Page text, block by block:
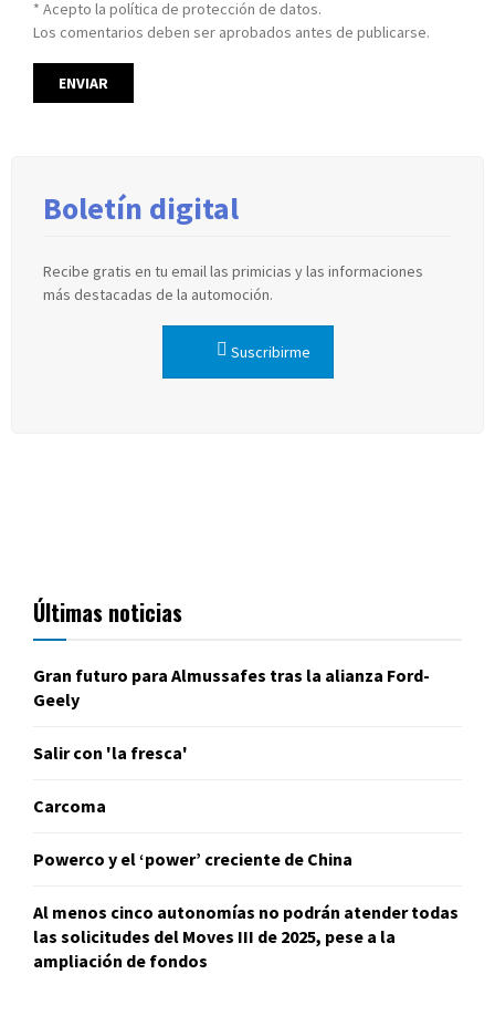
* Acepto la política de protección de datos.
Los comentarios deben ser aprobados antes de publicarse.
Boletín digital
Recibe gratis en tu email las primicias y las informaciones
más destacadas de la automoción.
Suscribirme
Últimas noticias
Gran futuro para Almussafes tras la alianza Ford-
Geely
Salir con 'la fresca'
Carcoma
Powerco y el ‘power’ creciente de China
Al menos cinco autonomías no podrán atender todas
las solicitudes del Moves III de 2025, pese a la
ampliación de fondos